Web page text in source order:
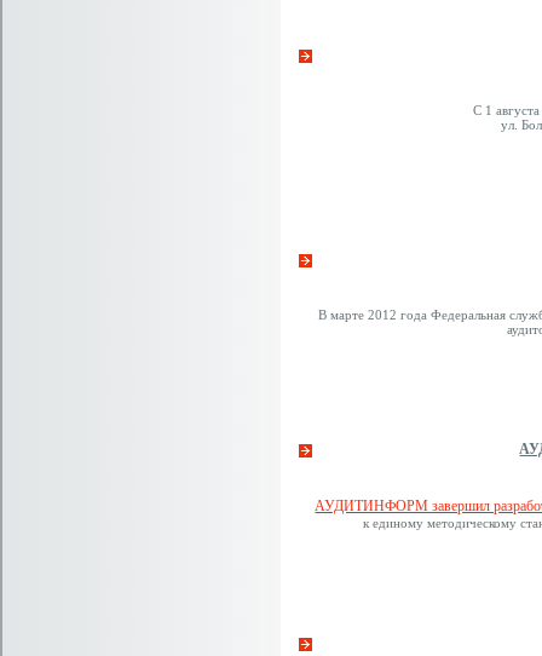
С 1
ул.
В марте 2012 года Федеральная
АУДИТИНФОРМ завершил
к единому методическому